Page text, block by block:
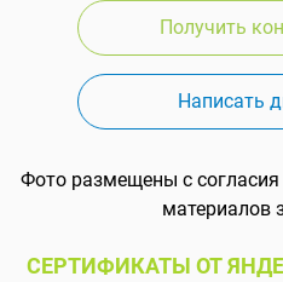
Получить
Написать
Фото размещены с
материалов
СЕРТИФИКАТЫ ОТ